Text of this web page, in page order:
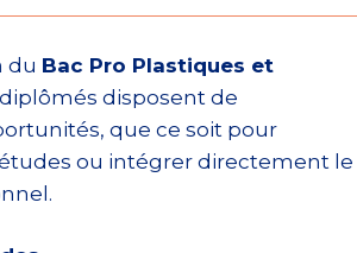
du Bac Pro Plastiques et
diplômés disposent de
que ce soit pour
ou intégrer directement le